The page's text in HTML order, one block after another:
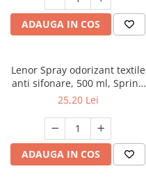
ADAUGA IN COS
Lenor Spray odorizant textile
anti sifonare, 500 ml, Spring
Awakening
25,20 Lei
ADAUGA IN COS